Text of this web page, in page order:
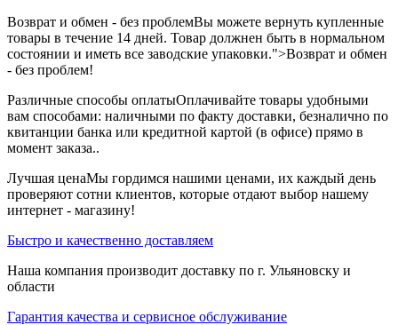
Возврат и обмен - без проблемВы можете вернуть купленные
товары в течение 14 дней. Товар должнен быть в нормальном
состоянии и иметь все заводские упаковки.">Возврат и обмен
- без проблем!
Различные способы оплатыОплачивайте товары удобными
вам способами: наличными по факту доставки, безналично по
квитанции банка или кредитной картой (в офисе) прямо в
момент заказа..
Лучшая ценаМы гордимся нашими ценами, их каждый день
проверяют сотни клиентов, которые отдают выбор нашему
интернет - магазину!
Быстро и качественно доставляем
Наша компания производит доставку по г. Ульяновску и
области
Гарантия качества и сервисное обслуживание